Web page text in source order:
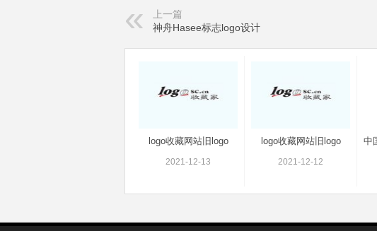
上一篇
神舟Hasee标志logo设计
logo收藏网站旧logo
2021-12-13
logo收藏网站旧logo
2021-12-12
中